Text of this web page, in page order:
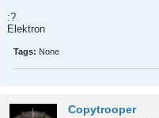
:?
Elektron
Tags: None
Copytrooper